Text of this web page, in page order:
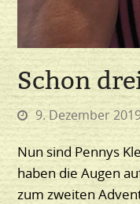
Schon
9. Dezember
Nun sind Pennys
haben die Augen
zum zweiten